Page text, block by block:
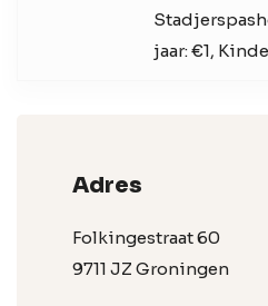
jaar: €1,
Adres
Folkingestraat 60
9711 JZ Groningen